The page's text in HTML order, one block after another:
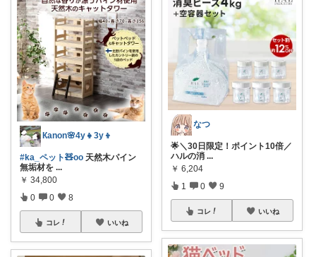
Кanon🌸4y👧3y👦
#ka_ペット🧸oo 天然木パイン
無垢材を ...
￥ 34,800
0 0 8
コレ いいね
なつ
🌟＼30日限定！ポイント10倍／
ハルの消 ...
￥ 6,204
1 0 9
コレ いいね